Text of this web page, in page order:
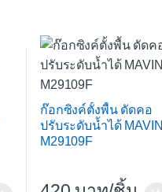
ก๊อกซิงค์ตั้งพื้น ดัดคอ
ปรับระดับน้ำได้ MAVIN
M29109F